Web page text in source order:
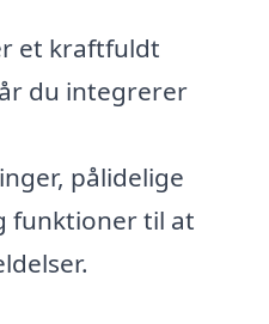
et kraftfuldt
du integrerer
pålidelige
funktioner til at